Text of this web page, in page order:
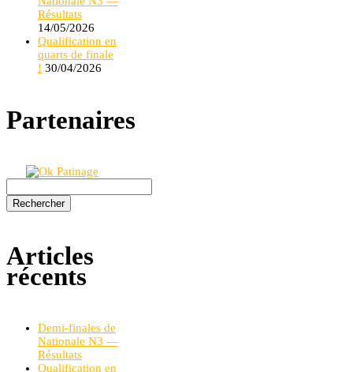
Résultats
14/05/2026
Qualification en
quarts de finale
! 30/04/2026
Partenaires
Rechercher :
Articles
récents
Demi-finales de
Nationale N3 —
Résultats
Qualification en